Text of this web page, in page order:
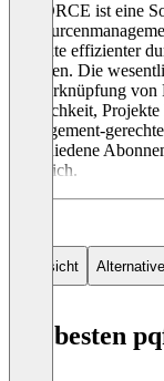
PQFORCE ist eine
Projekte effizienter
möchten. Die
die Verknüpfung
Möglichkeit,
Management-
verschiedene
erhältlich.
Übersicht
Die besten